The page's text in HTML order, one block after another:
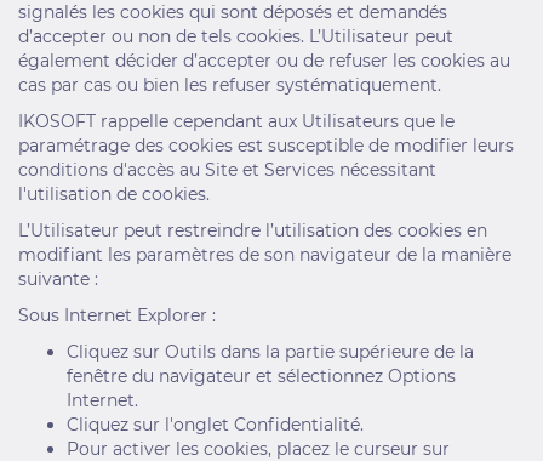
signalés les cookies qui sont déposés et demandés
d’accepter ou non de tels cookies. L’Utilisateur peut
également décider d’accepter ou de refuser les cookies au
cas par cas ou bien les refuser systématiquement.
IKOSOFT rappelle cependant aux Utilisateurs que le
paramétrage des cookies est susceptible de modifier leurs
conditions d'accès au Site et Services nécessitant
l'utilisation de cookies.
L’Utilisateur peut restreindre l’utilisation des cookies en
modifiant les paramètres de son navigateur de la manière
suivante :
Sous Internet Explorer :
Cliquez sur Outils dans la partie supérieure de la
fenêtre du navigateur et sélectionnez Options
Internet.
Cliquez sur l'onglet Confidentialité.
Pour activer les cookies, placez le curseur sur